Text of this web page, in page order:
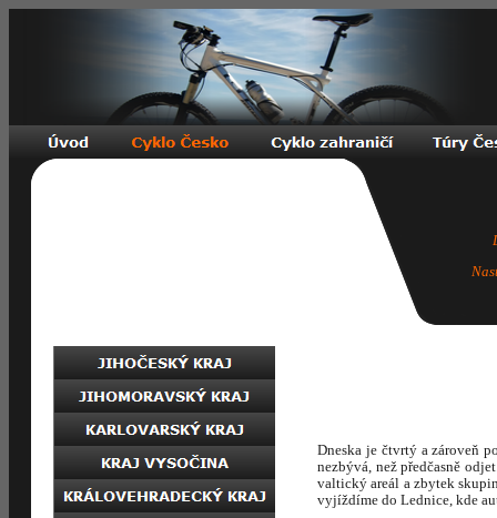
Dneska je čtvrtý a zároveň
nezbývá, než předčasně
valtický areál a zbytek
vyjíždíme do Lednice, kde